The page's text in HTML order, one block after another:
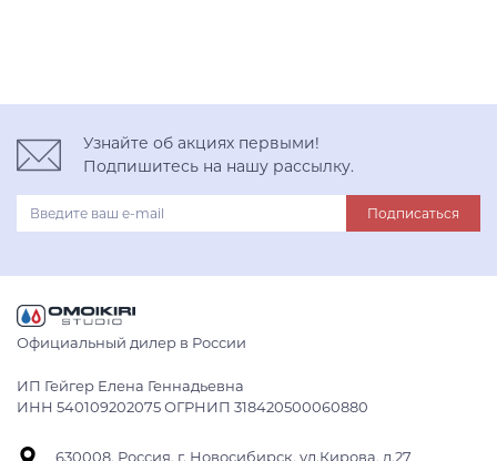
Узнайте об акциях первыми!
Подпишитесь на нашу рассылку.
Подписаться
Официальный дилер в России
ИП Гейгер Елена Геннадьевна
ИНН 540109202075 ОГРНИП 318420500060880
630008, Россия, г. Новосибирск, ул.Кирова, д.27